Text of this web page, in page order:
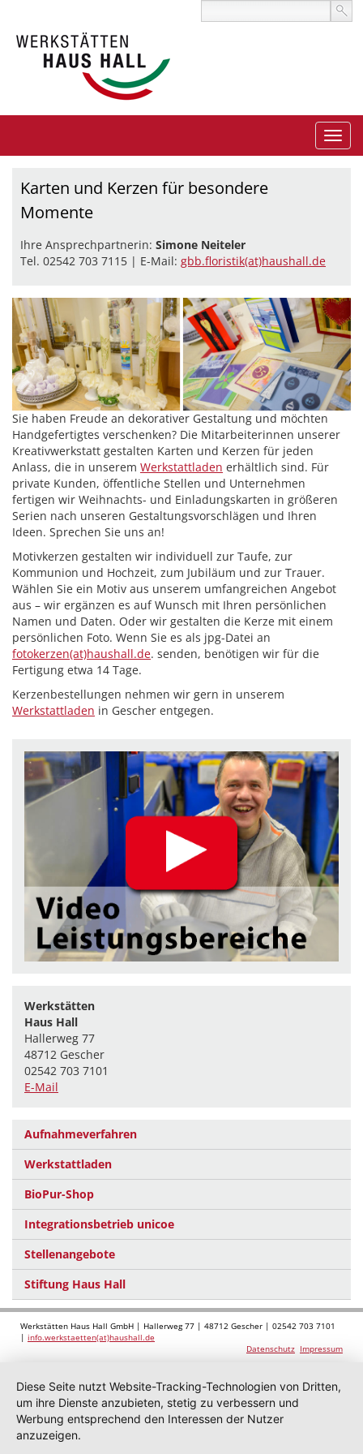
Karten und Kerzen für besondere
Momente
Ihre Ansprechpartnerin: Simone Neiteler
Tel. 02542 703 7115 | E-Mail: gbb.floristik(at)haushall.de
Sie haben Freude an dekorativer Gestaltung und möchten
Handgefertigtes verschenken? Die Mitarbeiterinnen unserer
Kreativwerkstatt gestalten Karten und Kerzen für jeden
Anlass, die in unserem Werkstattladen erhältlich sind. Für
private Kunden, öffentliche Stellen und Unternehmen
fertigen wir Weihnachts- und Einladungskarten in größeren
Serien nach unseren Gestaltungsvorschlägen und Ihren
Ideen. Sprechen Sie uns an!
Motivkerzen gestalten wir individuell zur Taufe, zur
Kommunion und Hochzeit, zum Jubiläum und zur Trauer.
Wählen Sie ein Motiv aus unserem umfangreichen Angebot
aus – wir ergänzen es auf Wunsch mit Ihren persönlichen
Namen und Daten. Oder wir gestalten die Kerze mit einem
persönlichen Foto. Wenn Sie es als jpg-Datei an
fotokerzen(at)haushall.de. senden, benötigen wir für die
Fertigung etwa 14 Tage.
Kerzenbestellungen nehmen wir gern in unserem
Werkstattladen in Gescher entgegen.
Werkstätten
Haus Hall
Hallerweg 77
48712 Gescher
02542 703 7101
E-Mail
Aufnahmeverfahren
Werkstattladen
BioPur-Shop
Integrationsbetrieb unicoe
Stellenangebote
Stiftung Haus Hall
Werkstätten Haus Hall GmbH | Hallerweg 77 | 48712 Gescher | 02542 703 7101
| info.werkstaetten(at)haushall.de
Datenschutz Impressum
Diese Seite nutzt Website-Tracking-Technologien von Dritten,
um ihre Dienste anzubieten, stetig zu verbessern und
Werbung entsprechend den Interessen der Nutzer
anzuzeigen.